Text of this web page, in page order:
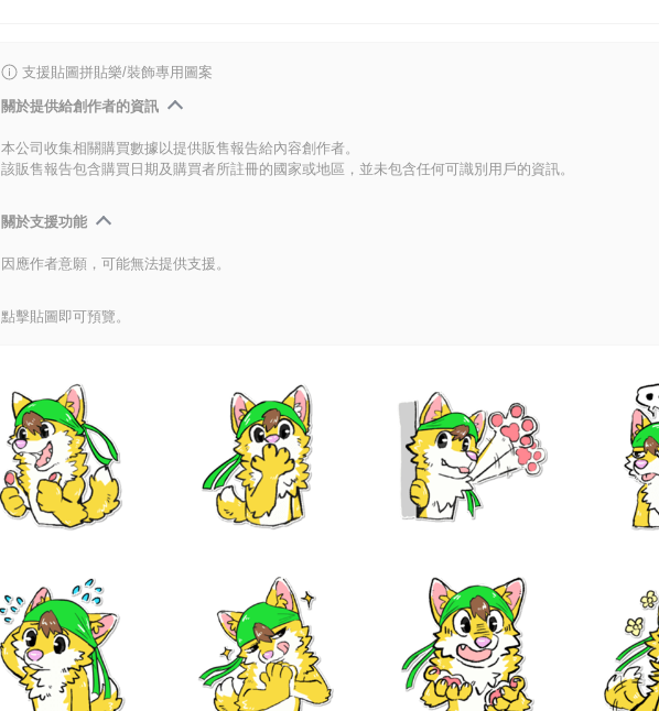
支援貼圖拼貼樂/裝飾專用圖案
關於提供給創作者的資訊
本公司收集相關購買數據以提供販售報告給內容創作者。
該販售報告包含購買日期及購買者所註冊的國家或地區，並未包含任何可識別用戶的資訊。
關於支援功能
因應作者意願，可能無法提供支援。
點擊貼圖即可預覽。